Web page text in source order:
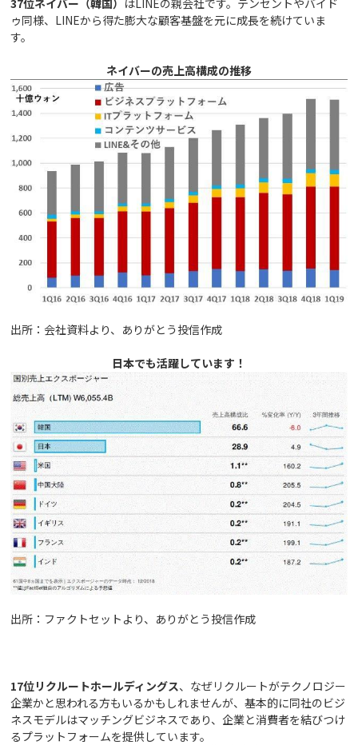
ゥ同様、LINEから得た膨大な顧客基盤を元に成長を続けていま
す。
ネイバーの売上高構成の推移
出所：会社資料より、ありがとう投信作成
日本でも活躍しています！
出所：ファクトセットより、ありがとう投信作成
17位リクルートホールディングス、なぜリクルートがテクノロジー
企業かと思われる方もいるかもしれませんが、基本的に同社のビジ
ネスモデルはマッチングビジネスであり、企業と消費者を結びつけ
るプラットフォームを提供しています。